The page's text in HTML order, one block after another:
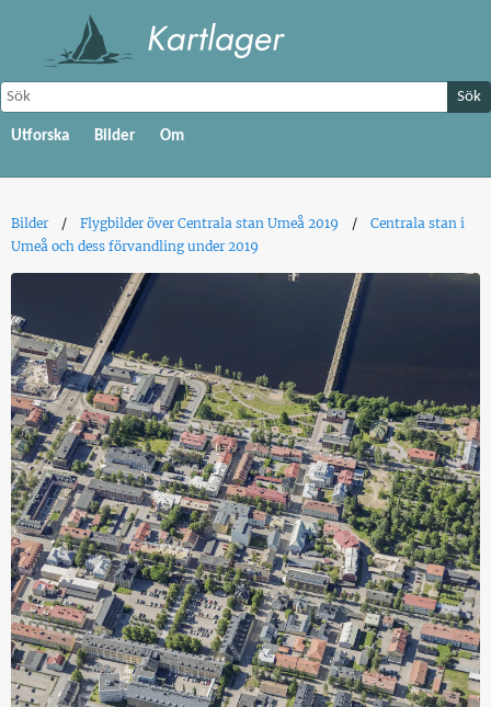
Sök
Utforska Bilder Om
Bilder Flygbilder över Centrala stan Umeå 2019
Centrala stan i
Umeå och dess förvandling under 2019